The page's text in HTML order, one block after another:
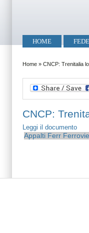
Menu principale
HOME
Tu sei qui
Home » CNCP: Trenitalia
CNCP:
Leggi il documento
Appalti Ferr Ferrovie